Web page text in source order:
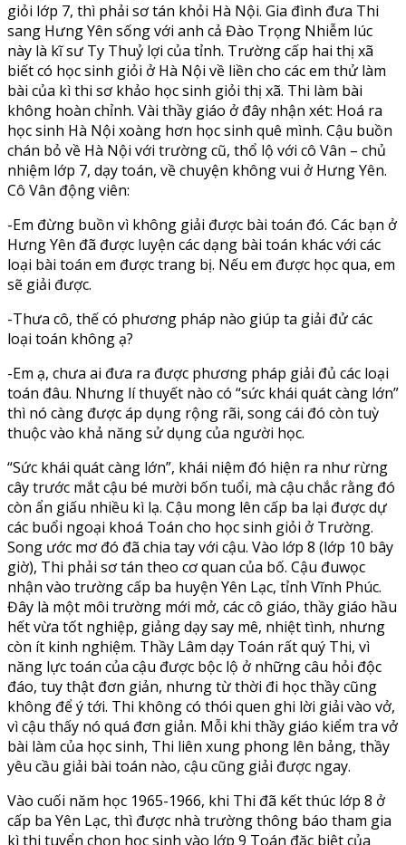
giỏi lớp 7, thì phải sơ tán khỏi Hà Nội. Gia đình đưa Thi
sang Hưng Yên sống với anh cả Đào Trọng Nhiễm lúc
này là kĩ sư Ty Thuỷ lợi của tỉnh. Trường cấp hai thị xã
biết có học sinh giỏi ở Hà Nội về liền cho các em thử làm
bài của kì thi sơ khảo học sinh giỏi thị xã. Thi làm bài
không hoàn chỉnh. Vài thầy giáo ở đây nhận xét: Hoá ra
học sinh Hà Nội xoàng hơn học sinh quê mình. Cậu buồn
chán bỏ về Hà Nội với trường cũ, thổ lộ với cô Vân – chủ
nhiệm lớp 7, dạy toán, về chuyện không vui ở Hưng Yên.
Cô Vân động viên:
-Em đừng buồn vì không giải được bài toán đó. Các bạn ở
Hưng Yên đã được luyện các dạng bài toán khác với các
loại bài toán em được trang bị. Nếu em được học qua, em
sẽ giải được.
-Thưa cô, thế có phương pháp nào giúp ta giải đử các
loại toán không ạ?
-Em ạ, chưa ai đưa ra được phương pháp giải đủ các loại
toán đâu. Nhưng lí thuyết nào có “sức khái quát càng lớn”
thì nó càng được áp dụng rộng rãi, song cái đó còn tuỳ
thuộc vào khả năng sử dụng của người học.
“Sức khái quát càng lớn”, khái niệm đó hiện ra như rừng
cây trước mắt cậu bé mười bốn tuổi, mà cậu chắc rằng đó
còn ẩn giấu nhiều kì lạ. Cậu mong lên cấp ba lại được dự
các buổi ngoại khoá Toán cho học sinh giỏi ở Trường.
Song ước mơ đó đã chia tay với cậu. Vào lớp 8 (lớp 10 bây
giờ), Thi phải sơ tán theo cơ quan của bố. Cậu đuwọc
nhận vào trường cấp ba huyện Yên Lạc, tỉnh Vĩnh Phúc.
Đây là một môi trường mới mở, các cô giáo, thầy giáo hầu
hết vừa tốt nghiệp, giảng dạy say mê, nhiệt tình, nhưng
còn ít kinh nghiệm. Thầy Lâm dạy Toán rất quý Thi, vì
năng lực toán của cậu được bộc lộ ở những câu hỏi độc
đáo, tuy thật đơn giản, nhưng từ thời đi học thầy cũng
không để ý tới. Thi không có thói quen ghi lời giải vào vở,
vì cậu thấy nó quá đơn giản. Mỗi khi thầy giáo kiểm tra vở
bài làm của học sinh, Thi liên xung phong lên bảng, thầy
yêu cầu giải bài toán nào, cậu cũng giải được ngay.
Vào cuối năm học 1965-1966, khi Thi đã kết thúc lớp 8 ở
cấp ba Yên Lạc, thì được nhà trường thông báo tham gia
kì thi tuyển chọn học sinh vào lớp 9 Toán đặc biệt của